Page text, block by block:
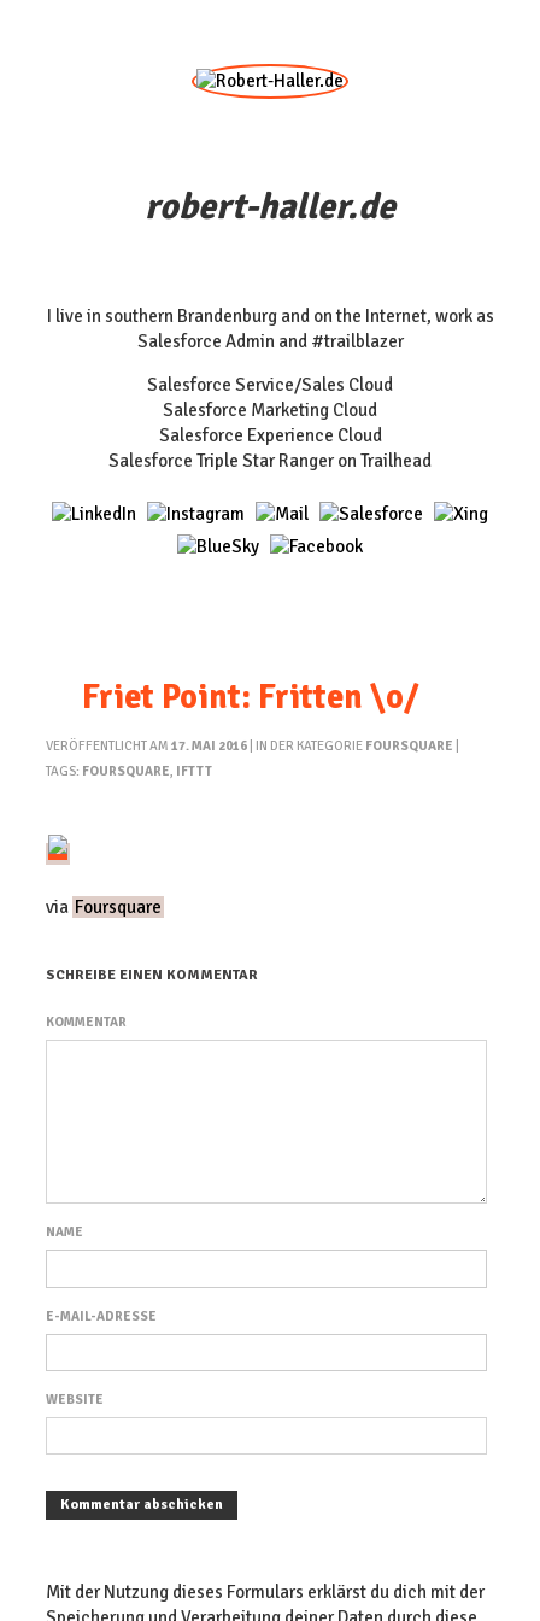
robert-haller.de
I live in southern Brandenburg and on the Internet, work as
Salesforce Admin and #trailblazer
Salesforce Service/Sales Cloud
Salesforce Marketing Cloud
Salesforce Experience Cloud
Salesforce Triple Star Ranger on Trailhead
Friet Point: Fritten \o/
VERÖFFENTLICHT AM 17. MAI 2016 | IN DER KATEGORIE FOURSQUARE
TAGS: FOURSQUARE, IFTTT
via Foursquare
SCHREIBE EINEN KOMMENTAR
KOMMENTAR
NAME
E-MAIL-ADRESSE
WEBSITE
Mit der Nutzung dieses Formulars erklärst du dich mit der